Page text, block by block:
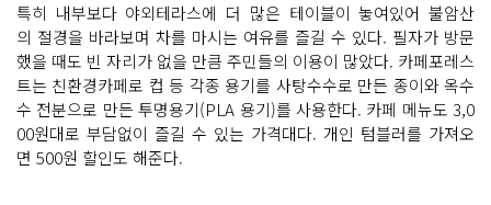
특히 내부보다 야외테라스에 더 많은 테이블이 놓여있어 불암산
의 절경을 바라보며 차를 마시는 여유를 즐길 수 있다. 필자가 방문
했을 때도 빈 자리가 없을 만큼 주민들의 이용이 많았다. 카페포레스
트는 친환경카페로 컵 등 각종 용기를 사탕수수로 만든 종이와 옥수
수 전분으로 만든 투명용기(PLA 용기)를 사용한다. 카페 메뉴도 3,0
00원대로 부담없이 즐길 수 있는 가격대다. 개인 텀블러를 가져오
면 500원 할인도 해준다.